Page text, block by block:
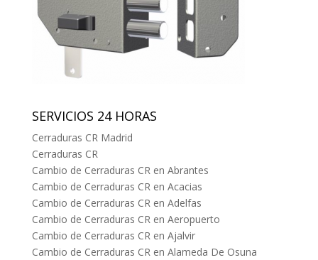
SERVICIOS 24 HORAS
Cerraduras CR Madrid
Cerraduras CR
Cambio de Cerraduras CR en Abrantes
Cambio de Cerraduras CR en Acacias
Cambio de Cerraduras CR en Adelfas
Cambio de Cerraduras CR en Aeropuerto
Cambio de Cerraduras CR en Ajalvir
Cambio de Cerraduras CR en Alameda De Osuna